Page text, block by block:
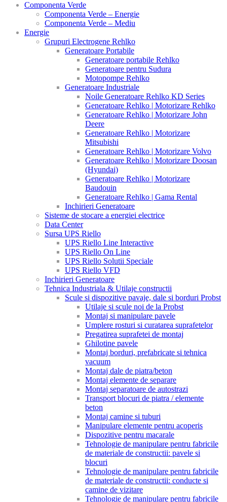
Componenta Verde
Componenta Verde – Energie
Componenta Verde – Mediu
Energie
Grupuri Electrogene Rehlko
Generatoare Portabile
Generatoare portabile Rehlko
Generatoare pentru Sudura
Motopompe Rehlko
Generatoare Industriale
Noile Generatoare Rehlko KD Series
Generatoare Rehlko | Motorizare Rehlko
Generatoare Rehlko | Motorizare John
Deere
Generatoare Rehlko | Motorizare
Mitsubishi
Generatoare Rehlko | Motorizare Volvo
Generatoare Rehlko | Motorizare Doosan
(Hyundai)
Generatoare Rehlko | Motorizare
Baudouin
Generatoare Rehlko | Gama Rental
Inchirieri Generatoare
Sisteme de stocare a energiei electrice
Data Center
Sursa UPS Riello
UPS Riello Line Interactive
UPS Riello On Line
UPS Riello Solutii Speciale
UPS Riello VFD
Inchirieri Generatoare
Tehnica Industriala & Utilaje constructii
Scule si dispozitive pavaje, dale si borduri Probst
Utilaje si scule noi de la Probst
Montaj si manipulare pavele
Umplere rosturi si curatarea suprafetelor
Pregatirea suprafetei de montaj
Ghilotine pavele
Montaj borduri, prefabricate si tehnica
vacuum
Montaj dale de piatra/beton
Montaj elemente de separare
Montaj separatoare de autostrazi
Transport blocuri de piatra / elemente
beton
Montaj camine si tuburi
Manipulare elemente pentru acoperis
Dispozitive pentru macarale
Tehnologie de manipulare pentru fabricile
de materiale de constructii: pavele si
blocuri
Tehnologie de manipulare pentru fabricile
de materiale de constructii: conducte si
camine de vizitare
Tehnologie de manipulare pentru fabricile